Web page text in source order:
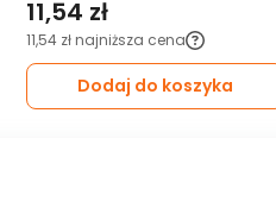
11,54 zł
11,54 zł najniższa cena
Dodaj do koszyka